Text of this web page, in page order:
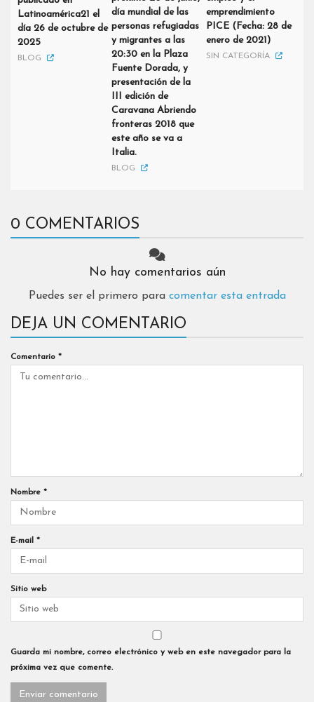
Latinoamérica21 el
día 26 de octubre de
2025
BLOG
día mundial de las
personas refugiadas
y migrantes a las
20:30 en la Plaza
Fuente Dorada, y
presentación de la
III edición de
Caravana Abriendo
fronteras 2018 que
este año se va a
Italia.
BLOG
emprendimiento
PICE (Fecha: 28 de
enero de 2021)
SIN CATEGORÍA
0 COMENTARIOS
No hay comentarios aún
Puedes ser el primero para comentar esta entrada
DEJA UN COMENTARIO
Comentario *
Nombre *
E-mail *
Sitio web
Guarda mi nombre, correo electrónico y web en este navegador para la
próxima vez que comente.